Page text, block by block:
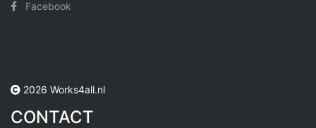
Facebook
2026 Works4all.nl
CONTACT